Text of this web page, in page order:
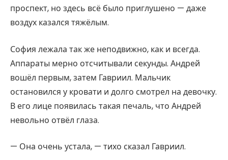
проспект, но здесь всё было приглушено — даже
воздух казался тяжёлым.
София лежала так же неподвижно, как и всегда.
Аппараты мерно отсчитывали секунды. Андрей
вошёл первым, затем Гавриил. Мальчик
остановился у кровати и долго смотрел на девочку.
В его лице появилась такая печаль, что Андрей
невольно отвёл глаза.
— Она очень устала, — тихо сказал Гавриил.